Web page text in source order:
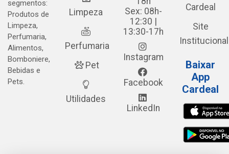
segmentos:
Produtos de
Limpeza,
Perfumaria,
Alimentos,
Bomboniere,
Bebidas e
Pets.
Limpeza
Perfumaria
Pet
Utilidades
Sex: 08h-
12:30 |
13:30-17h
Instagram
Facebook
LinkedIn
Cardeal
Site
Institucional
Baixar
App
Cardeal